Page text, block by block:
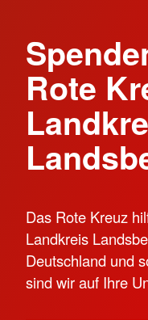
Rote
Das Rote Kreuz
Landkreis
Deutschland und
sind wir auf Ihre